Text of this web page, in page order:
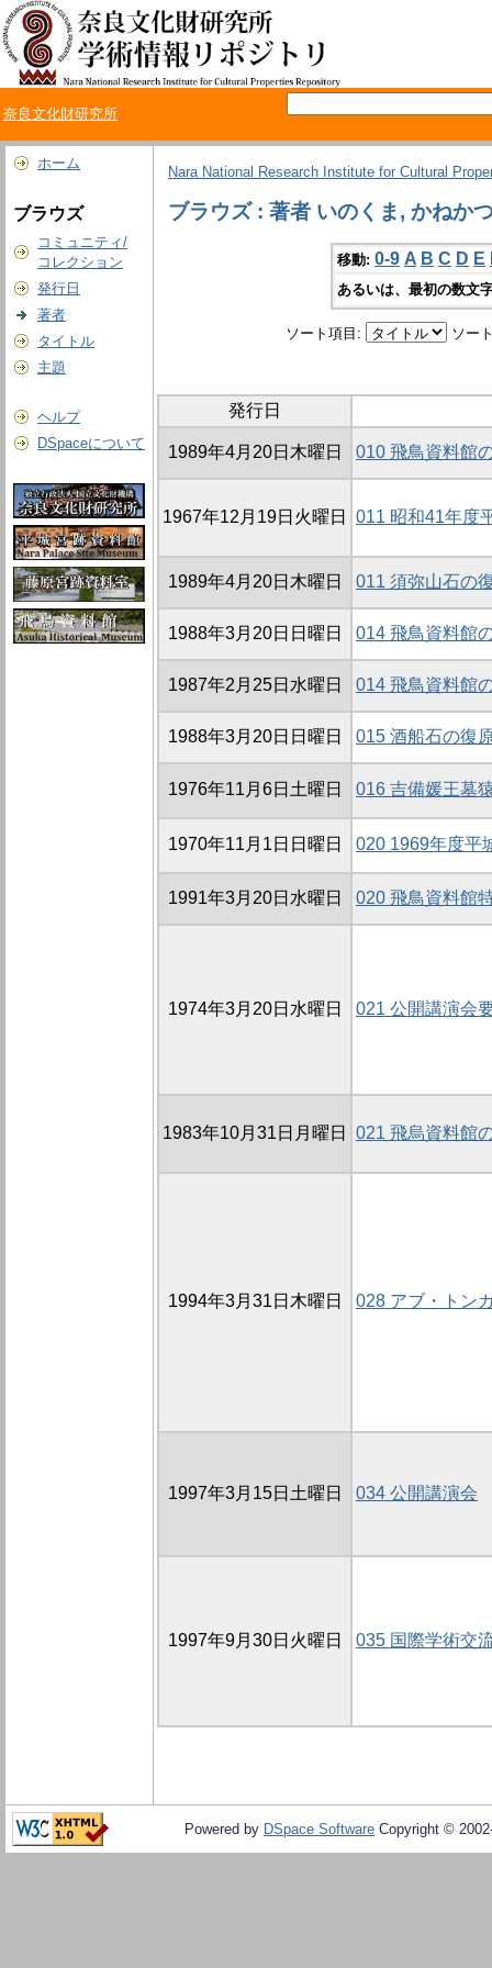
奈良文化財研究所
ホーム
ブラウズ
コミュニティ/
コレクション
発行日
著者
タイトル
主題
ヘルプ
DSpaceについて
Nara National Research Institute for Cultural
ブラウズ : 著者 いのくま, かねか
移動: 0-9 A B C D E
あるいは、最初の数文
ソート項目: ソー
発行日
1989年4月20日木曜日 010 飛鳥資料館
1967年12月19日火曜日 011 昭和41年度
1989年4月20日木曜日 011 須弥山石の
1988年3月20日日曜日 014 飛鳥資料館
1987年2月25日水曜日 014 飛鳥資料館
1988年3月20日日曜日 015 酒船石の復
1976年11月6日土曜日 016 吉備媛王墓
1970年11月1日日曜日 020 1969年度平
1991年3月20日水曜日 020 飛鳥資料館
1974年3月20日水曜日 021 公開講演会
1983年10月31日月曜日 021 飛烏資料館
1994年3月31日木曜日 028 アブ・トン
1997年3月15日土曜日 034 公開講演会
1997年9月30日火曜日 035 国際学術交
Powered by DSpace Software Copyright ©